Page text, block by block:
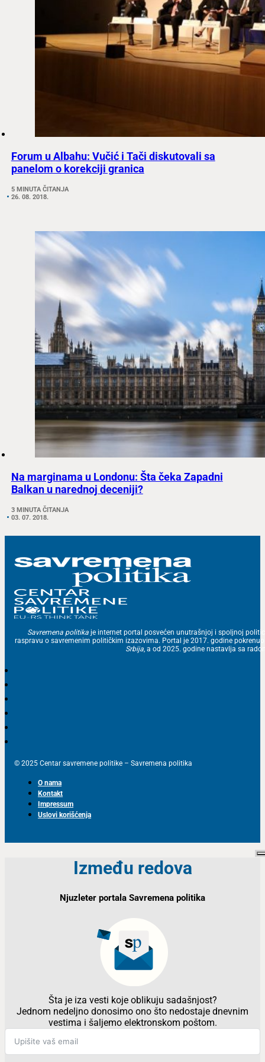
Forum u Albahu: Vučić i Tači diskutovali sa
panelom o korekciji granica
5 MINUTA ČITANJA
26. 08. 2018.
Na marginama u Londonu: Šta čeka Zapadni
Balkan u narednoj deceniji?
3 MINUTA ČITANJA
03. 07. 2018.
Savremena politika je internet portal posvećen unutrašnjoj i spoljnoj
raspravu o savremenim političkim izazovima. Portal je 2017. godine
Srbija, a od 2025. godine nastavlja sa
© 2025 Centar savremene politike – Savremena politika
O nama
Kontakt
Impressum
Uslovi korišćenja
Između redova
Njuzleter portala Savremena politika
Šta je iza vesti koje oblikuju sadašnjost?
Jednom nedeljno donosimo ono što nedostaje dnevnim
vestima i šaljemo elektronskom poštom.